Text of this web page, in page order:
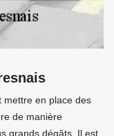
mettre en place des
de manière
grands dégâts. Il est